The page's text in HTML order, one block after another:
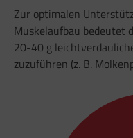
Zur optimalen
Muskelaufbau bedeutet
20-40 g
zuzuführen (z. B.